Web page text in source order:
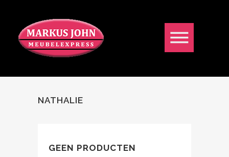
NATHALIE
GEEN PRODUCTEN